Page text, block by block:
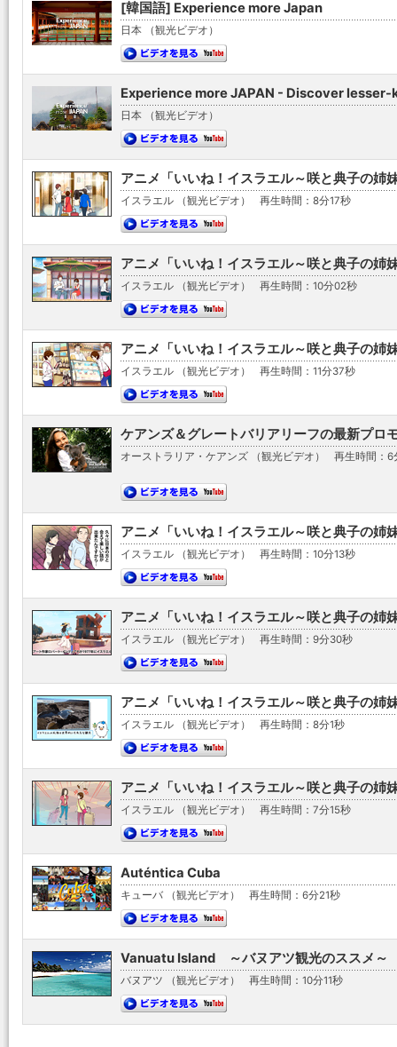
[韓国語] Experience more Japan
日本 （観光ビデオ）
Experience more JAPAN - Discover
日本 （観光ビデオ）
アニメ「いいね！イスラエル～咲と典子の姉
イスラエル （観光ビデオ） 再生時間：8分17秒
アニメ「いいね！イスラエル～咲と典子の姉
イスラエル （観光ビデオ） 再生時間：10分02秒
アニメ「いいね！イスラエル～咲と典子の姉
イスラエル （観光ビデオ） 再生時間：11分37秒
ケアンズ＆グレートバリアリーフの最新プロ
オーストラリア・ケアンズ （観光ビデオ） 再生時間：6
アニメ「いいね！イスラエル～咲と典子の姉
イスラエル （観光ビデオ） 再生時間：10分13秒
アニメ「いいね！イスラエル～咲と典子の姉
イスラエル （観光ビデオ） 再生時間：9分30秒
アニメ「いいね！イスラエル～咲と典子の姉
イスラエル （観光ビデオ） 再生時間：8分1秒
アニメ「いいね！イスラエル～咲と典子の姉
イスラエル （観光ビデオ） 再生時間：7分15秒
Auténtica Cuba
キューバ （観光ビデオ） 再生時間：6分21秒
Vanuatu Island ～バヌアツ観光のススメ～
バヌアツ （観光ビデオ） 再生時間：10分11秒